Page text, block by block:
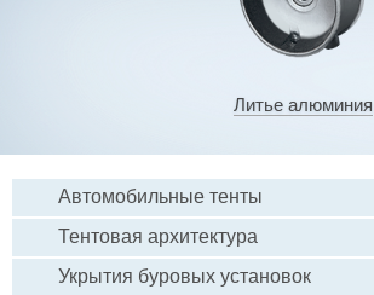
Литье алюминия
Автомобильные тенты
Тентовая архитектура
Укрытия буровых установок